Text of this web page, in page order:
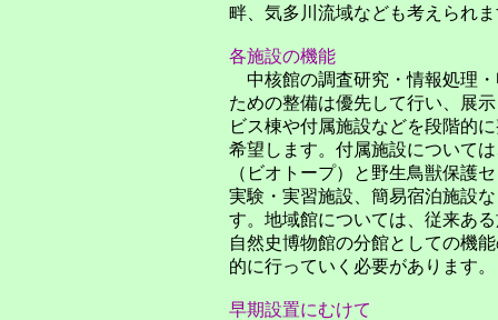
畔、気多川流域なども考えられ
各施設の機能
中核館の調査研究・情報処理
ための整備は優先して行い、展
ビス棟や付属施設などを段階的
希望します。付属施設について
（ビオトープ）と野生鳥獣保護
実験・実習施設、簡易宿泊施設
す。地域館については、従来あ
自然史博物館の分館としての機
的に行っていく必要があります。
早期設置にむけて